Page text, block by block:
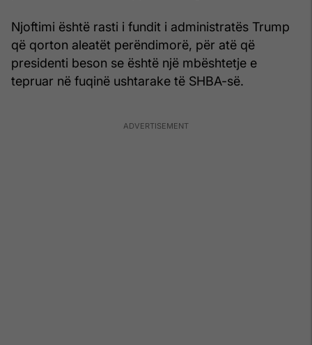
Njoftimi është rasti i fundit i administratës Trump
që qorton aleatët perëndimorë, për atë që
presidenti beson se është një mbështetje e
tepruar në fuqinë ushtarake të SHBA-së.